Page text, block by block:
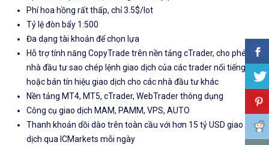
Phí hoa hồng rất thấp, chỉ 3.5$/lot
Tỷ lệ đòn bẩy 1:500
Đa dạng tài khoản để chọn lựa
Hỗ trợ tính năng CopyTrade trên nền tảng cTrader, cho phép
nhà đầu tư sao chép lệnh giao dịch của các trader nổi tiếng
hoặc bán tín hiệu giao dịch cho các nhà đầu tư khác
Nền tảng MT4, MT5, cTrader, WebTrader thông dụng
Công cụ giao dịch MAM, PAMM, VPS, AUTO
Thanh khoản dồi dào trên toàn cầu với hơn 15 tỷ USD giao
dịch qua ICMarkets mỗi ngày